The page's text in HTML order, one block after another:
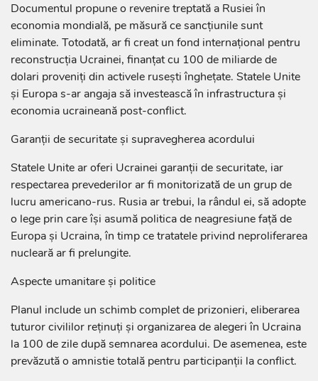
Documentul propune o revenire treptată a Rusiei în
economia mondială, pe măsură ce sancțiunile sunt
eliminate. Totodată, ar fi creat un fond internațional pentru
reconstrucția Ucrainei, finanțat cu 100 de miliarde de
dolari proveniți din activele rusești înghețate. Statele Unite
și Europa s-ar angaja să investească în infrastructura și
economia ucraineană post-conflict.
Garanții de securitate și supravegherea acordului
Statele Unite ar oferi Ucrainei garanții de securitate, iar
respectarea prevederilor ar fi monitorizată de un grup de
lucru americano-rus. Rusia ar trebui, la rândul ei, să adopte
o lege prin care își asumă politica de neagresiune față de
Europa și Ucraina, în timp ce tratatele privind neproliferarea
nucleară ar fi prelungite.
Aspecte umanitare și politice
Planul include un schimb complet de prizonieri, eliberarea
tuturor civililor reținuți și organizarea de alegeri în Ucraina
la 100 de zile după semnarea acordului. De asemenea, este
prevăzută o amnistie totală pentru participanții la conflict.